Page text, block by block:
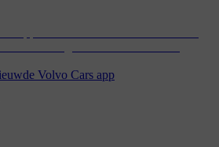
Volvo Cars app